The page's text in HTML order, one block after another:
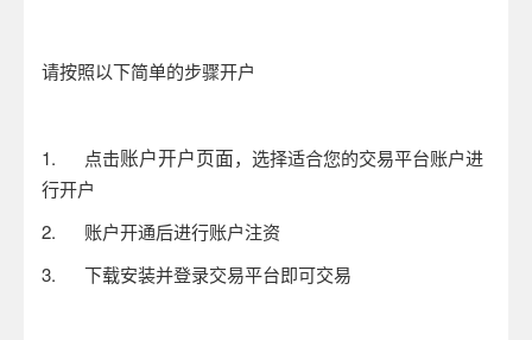
请按照以下简单的步骤开户
1. 点击账户开户页面，选择适合您的交易平台账户进
行开户
2. 账户开通后进行账户注资
3. 下载安装并登录交易平台即可交易